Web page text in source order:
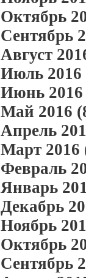
Октябрь
Сентябрь
Август
Июль 2016
Июнь 2016
Май 2016
Апрель
Март 2016
Февраль
Январь
Декабрь
Ноябрь
Октябрь
Сентябрь